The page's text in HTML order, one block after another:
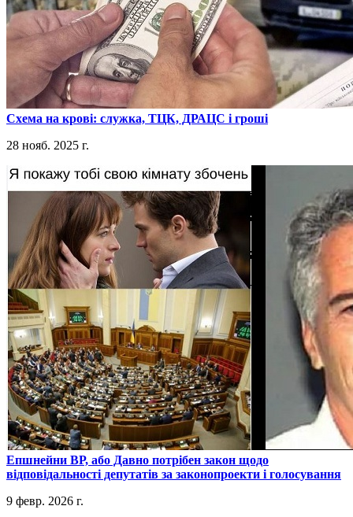
​Схема на крові: служка, ТЦК, ДРАЦС і гроші
28 нояб. 2025 г.
​Епшнейни ВР, або Давно потрібен закон щодо
відповідальності депутатів за законопроекти і голосування
9 февр. 2026 г.